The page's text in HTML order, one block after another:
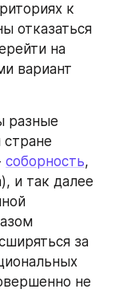
к
отказаться
на
вариант
разные
соборность
и так далее
за
не